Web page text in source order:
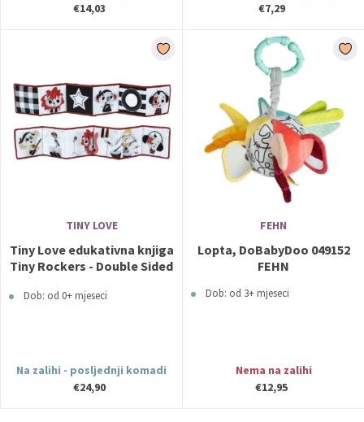
€14,03
€7,29
TINY LOVE
Tiny Love edukativna knjiga
Tiny Rockers - Double Sided
Dob: od 0+ mjeseci
Na zalihi - posljednji komadi
€24,90
FEHN
Lopta, DoBabyDoo 049152
FEHN
Dob: od 3+ mjeseci
Nema na zalihi
€12,95